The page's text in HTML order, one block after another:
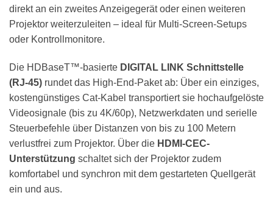
direkt an ein zweites Anzeigegerät oder einen weiteren
Projektor weiterzuleiten – ideal für Multi-Screen-Setups
oder Kontrollmonitore.
Die HDBaseT™-basierte DIGITAL LINK Schnittstelle
(RJ-45) rundet das High-End-Paket ab: Über ein einziges,
kostengünstiges Cat-Kabel transportiert sie hochaufgelöste
Videosignale (bis zu 4K/60p), Netzwerkdaten und serielle
Steuerbefehle über Distanzen von bis zu 100 Metern
verlustfrei zum Projektor. Über die HDMI-CEC-
Unterstützung schaltet sich der Projektor zudem
komfortabel und synchron mit dem gestarteten Quellgerät
ein und aus.